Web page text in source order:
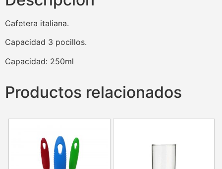
Cafetera italiana.
Capacidad 3 pocillos.
Capacidad: 250ml
Productos relacionados